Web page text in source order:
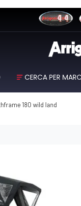
CERCA PER
180 wild land